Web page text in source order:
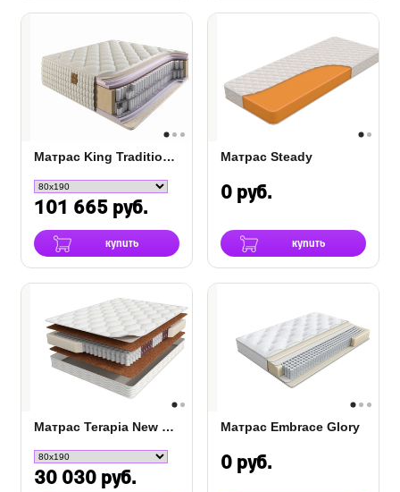
Матрас King Traditions High
101 665 руб.
купить
Матрас Steady
0 руб.
купить
Матрас Terapia New Spectra
30 030 руб.
Матрас Embrace Glory
0 руб.